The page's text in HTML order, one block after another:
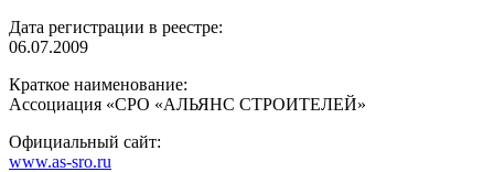
Дата регистрации в реестре:
06.07.2009
Краткое наименование:
Ассоциация «СРО «АЛЬЯНС СТРОИТЕЛЕЙ»
Официальный сайт:
www.as-sro.ru